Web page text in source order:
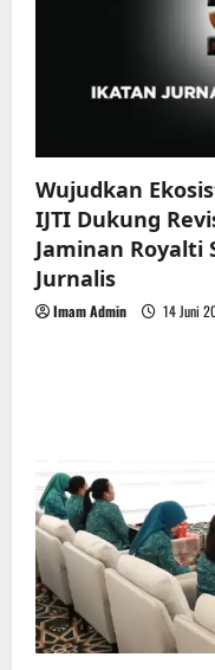
Wujudkan
IJTI Dukung
Jaminan Royalti
Jurnalis
Imam Admin 14 Juni